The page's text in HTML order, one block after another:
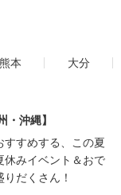
熊本
大分
・沖縄】
すすめする、この夏
休みイベント＆おで
だくさん！